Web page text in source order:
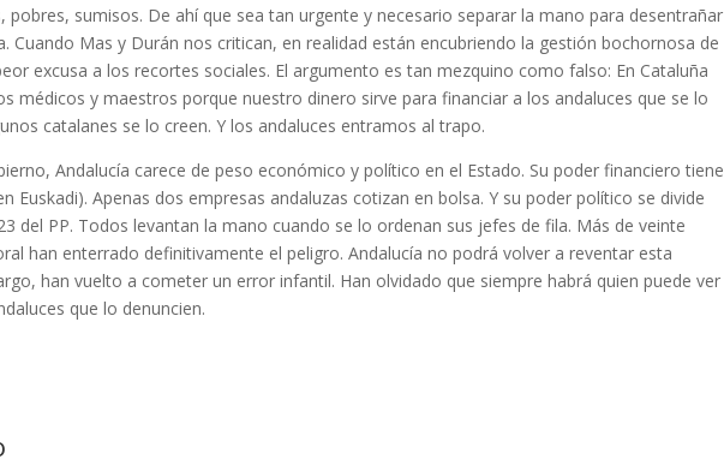
pobres, sumisos. De ahí que sea tan urgente y necesario separar la mano para desentrañar
Cuando Mas y Durán nos critican, en realidad están encubriendo la gestión bochornosa de
excusa a los recortes sociales. El argumento es tan mezquino como falso: En Cataluña
médicos y maestros porque nuestro dinero sirve para financiar a los andaluces que se lo
catalanes se lo creen. Y los andaluces entramos al trapo.
Andalucía carece de peso económico y político en el Estado. Su poder financiero tiene
Euskadi). Apenas dos empresas andaluzas cotizan en bolsa. Y su poder político se divide
del PP. Todos levantan la mano cuando se lo ordenan sus jefes de fila. Más de veinte
han enterrado definitivamente el peligro. Andalucía no podrá volver a reventar esta
han vuelto a cometer un error infantil. Han olvidado que siempre habrá quien puede ver
que lo denuncien.